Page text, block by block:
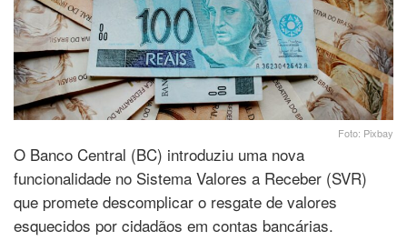
Foto: Pixbay
O Banco Central (BC) introduziu uma nova
funcionalidade no Sistema Valores a Receber (SVR)
que promete descomplicar o resgate de valores
esquecidos por cidadãos em contas bancárias.